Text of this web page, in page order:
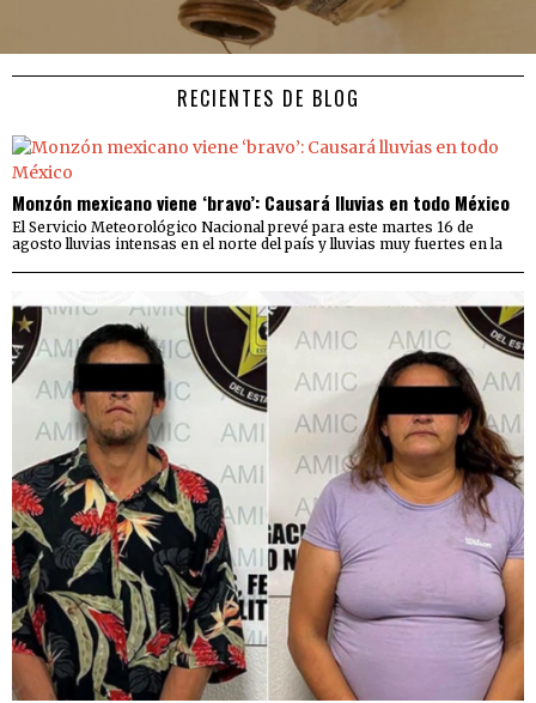
RECIENTES DE BLOG
Monzón mexicano viene ‘bravo’: Causará lluvias en todo México
El Servicio Meteorológico Nacional prevé para este martes 16 de
agosto lluvias intensas en el norte del país y lluvias muy fuertes en la